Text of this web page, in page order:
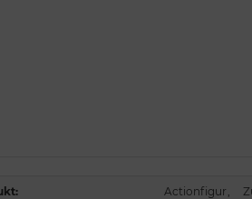
: Actionfigur